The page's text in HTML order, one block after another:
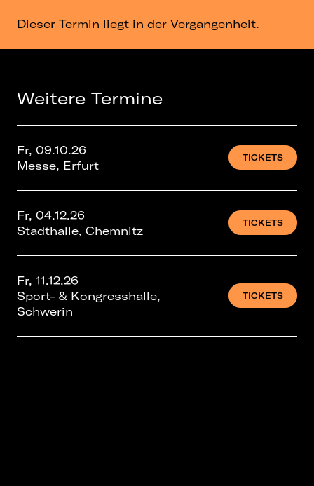
Dieser Termin liegt in der Vergangenheit.
Weitere Termine
Fr, 09.10.26
Messe, Erfurt
TICKETS
Fr, 04.12.26
Stadthalle, Chemnitz
TICKETS
Fr, 11.12.26
Sport- & Kongresshalle,
Schwerin
TICKETS